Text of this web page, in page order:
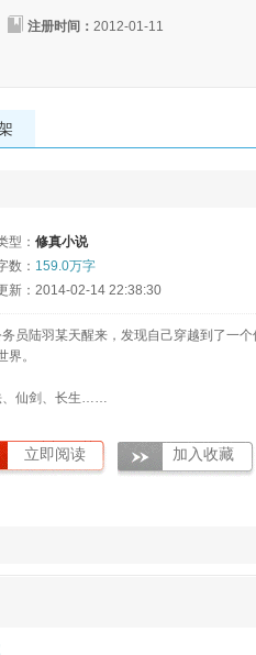
注册时间： 2012-01-11
型： 修真小说
数： 159.0万字
新：2014-02-14 22:38:30
员陆羽某天醒来，发现自己穿越到了一个
界。
、仙剑、长生……
立即阅读 加入收藏